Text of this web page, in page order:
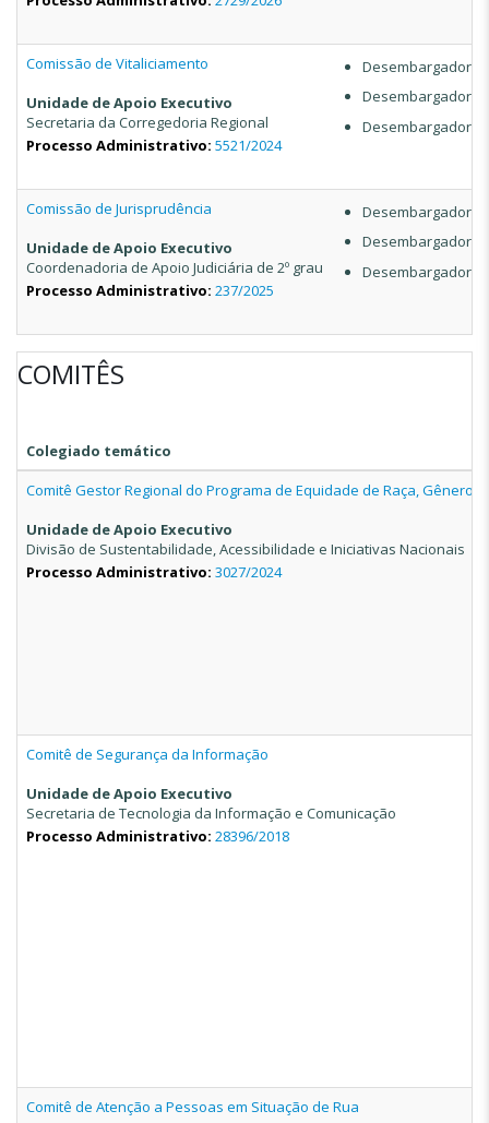
Comissão de Vitaliciamento
Unidade de Apoio Executivo
Secretaria da Corregedoria Regional
Processo Administrativo: 5521/2024
Desembargadora
Desembargadora
Desembargador
Comissão de Jurisprudência
Unidade de Apoio Executivo
Coordenadoria de Apoio Judiciária de 2º grau
Processo Administrativo: 237/2025
Desembargador
Desembargadora
Desembargadora
COMITÊS
Colegiado temático
Comitê Gestor Regional do Programa de Equidade de Raça, Gênero
Unidade de Apoio Executivo
Divisão de Sustentabilidade, Acessibilidade e Iniciativas Nacionais
Processo Administrativo: 3027/2024
Comitê de Segurança da Informação
Unidade de Apoio Executivo
Secretaria de Tecnologia da Informação e Comunicação
Processo Administrativo: 28396/2018
Comitê de Atenção a Pessoas em Situação de Rua